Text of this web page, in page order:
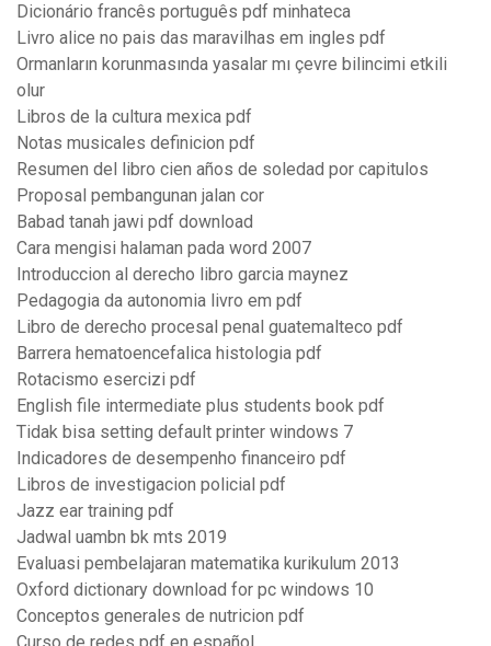
Dicionário francês português pdf minhateca
Livro alice no pais das maravilhas em ingles pdf
Ormanların korunmasında yasalar mı çevre bilincimi etkili
olur
Libros de la cultura mexica pdf
Notas musicales definicion pdf
Resumen del libro cien años de soledad por capitulos
Proposal pembangunan jalan cor
Babad tanah jawi pdf download
Cara mengisi halaman pada word 2007
Introduccion al derecho libro garcia maynez
Pedagogia da autonomia livro em pdf
Libro de derecho procesal penal guatemalteco pdf
Barrera hematoencefalica histologia pdf
Rotacismo esercizi pdf
English file intermediate plus students book pdf
Tidak bisa setting default printer windows 7
Indicadores de desempenho financeiro pdf
Libros de investigacion policial pdf
Jazz ear training pdf
Jadwal uambn bk mts 2019
Evaluasi pembelajaran matematika kurikulum 2013
Oxford dictionary download for pc windows 10
Conceptos generales de nutricion pdf